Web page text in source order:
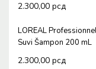
2.300,00 рсд
LOREAL
Suvi Šampon 200 mL
2.300,00 рсд